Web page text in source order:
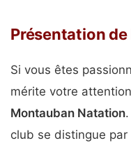
Présentation
Si vous êtes
mérite votre
Montauban Natation
club se distingue